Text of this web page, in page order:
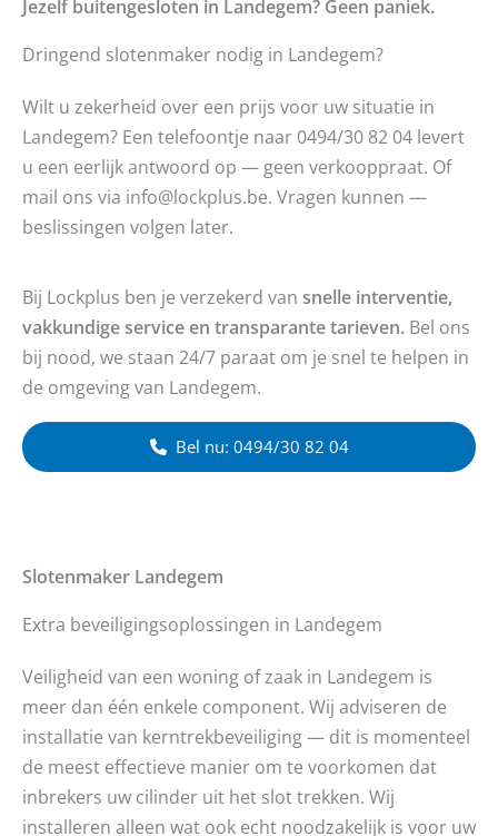
Jezelf buitengesloten in Landegem? Geen paniek.
Dringend slotenmaker nodig in Landegem?
Wilt u zekerheid over een prijs voor uw situatie in
Landegem? Een telefoontje naar 0494/30 82 04 levert
u een eerlijk antwoord op — geen verkooppraat. Of
mail ons via info@lockplus.be. Vragen kunnen —
beslissingen volgen later.
Bij Lockplus ben je verzekerd van snelle interventie,
vakkundige service en transparante tarieven. Bel ons
bij nood, we staan 24/7 paraat om je snel te helpen in
de omgeving van Landegem.
Bel nu: 0494/30 82 04
Slotenmaker Landegem
Extra beveiligingsoplossingen in Landegem
Veiligheid van een woning of zaak in Landegem is
meer dan één enkele component. Wij adviseren de
installatie van kerntrekbeveiliging — dit is momenteel
de meest effectieve manier om te voorkomen dat
inbrekers uw cilinder uit het slot trekken. Wij
installeren alleen wat ook echt noodzakelijk is voor uw